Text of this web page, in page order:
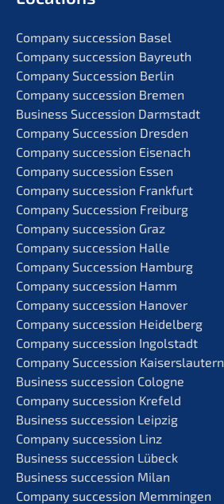
Compa­ny succes­si­on Basel
Compa­ny succes­si­on Bayreuth
Compa­ny Succes­si­on Berlin
Compa­ny succes­si­on Bremen
Business Succes­si­on Darmstadt
Compa­ny Succes­si­on Dresden
Compa­ny succes­si­on Eisenach
Compa­ny succes­si­on Essen
Compa­ny succes­si­on Frankfurt
Compa­ny Succes­si­on Freiburg
Compa­ny succes­si­on Graz
Compa­ny succes­si­on Halle
Compa­ny Succes­si­on Hamburg
Compa­ny succes­si­on Hamm
Compa­ny succes­si­on Hanover
Compa­ny succes­si­on Heidelberg
Compa­ny succes­si­on Ingolstadt
Compa­ny Succes­si­on Kaiserslautern
Business succes­si­on Cologne
Compa­ny succes­si­on Krefeld
Business succes­si­on Leipzig
Compa­ny succes­si­on Linz
Business succes­si­on Lübeck
Business succes­si­on Milan
Compa­ny succes­si­on Memmingen